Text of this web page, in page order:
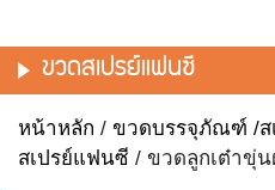
ขวดสเปรย์แฟนซี
หน้าหลัก / ขวดบรรจุภัณฑ์ /ส
สเปรย์แฟนซี / ขวดลูกเต๋าขุ่น